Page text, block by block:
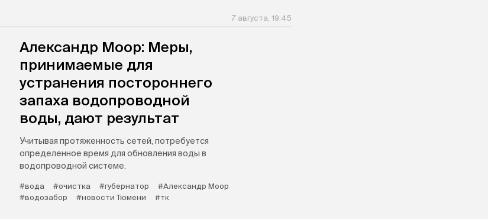
7 августа, 19:45
Александр Моор: Меры,
принимаемые для
устранения постороннего
запаха водопроводной
воды, дают результат
Учитывая протяженность сетей, потребуется
определенное время для обновления воды в
водопроводной системе.
#вода #очистка #губернатор
#Александр Моор
#водозабор
#новости Тюмени #тк